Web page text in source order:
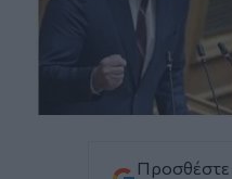
Προσθέστε